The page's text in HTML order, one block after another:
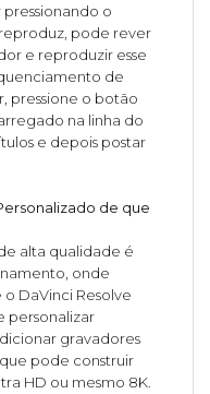
o
pode rever
e reproduzir esse
de
pressione o botão
na linha do
e depois postar
de que
alta qualidade é
onde
DaVinci Resolve
personalizar
gravadores
pode construir
HD ou mesmo 8K.